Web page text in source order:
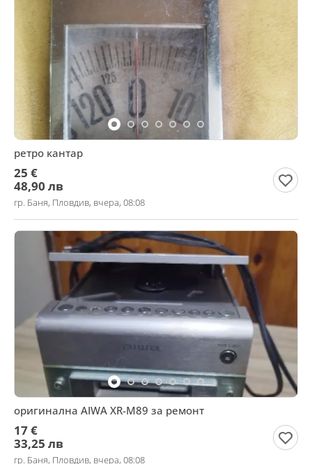
ретро кантар
25 €
48,90 лв
гр. Баня, Пловдив, вчера, 08:08
оригинална AIWA XR-M89 за ремонт
17 €
33,25 лв
гр. Баня, Пловдив, вчера, 08:08